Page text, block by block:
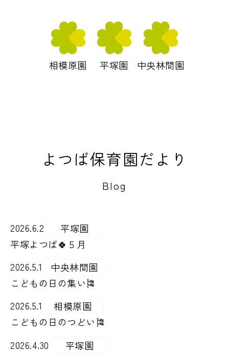
相模原園 平塚園 中央林間園
よつば保育園だより
Blog
2026.6.2
平塚園
平塚よつば🍀５月
2026.5.1
中央林間園
こどもの日の集い🎏
2026.5.1
相模原園
こどもの日のつどい🎏
2026.4.30
平塚園